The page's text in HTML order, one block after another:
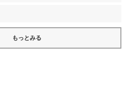
もっとみる